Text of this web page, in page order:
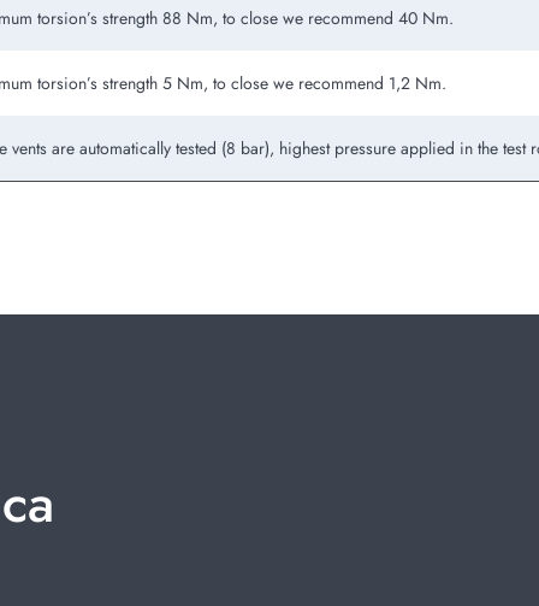
torsion’s strength 88 Nm, to close we recommend 40 Nm.
torsion’s strength 5 Nm, to close we recommend 1,2 Nm.
vents are automatically tested (8 bar), highest pressure applied in the test